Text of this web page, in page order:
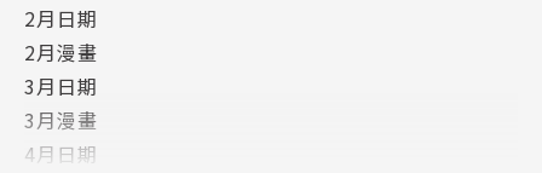
2月日期
2月漫畫
3月日期
3月漫畫
4月日期